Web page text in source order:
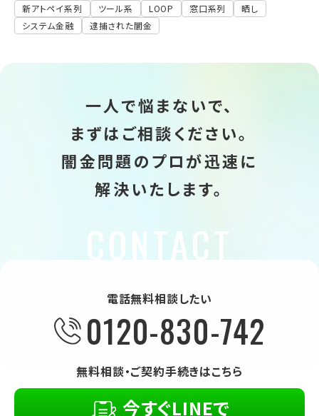
新アトペイ系列
ツール系 LOOP 窓口系列
晒し
システム金融
逮捕された闇金
一人で悩まないで、
まずはご相談ください。
闇金問題のプロが迅速に
解決いたします。
電話無料相談したい
0120-830-742
無料相談・ご契約手続きはこちら
今すぐLINEで